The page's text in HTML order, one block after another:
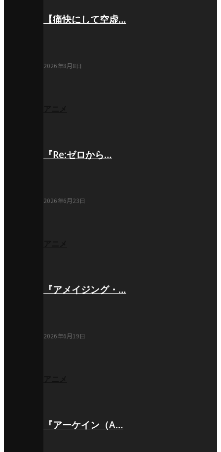
【痛快にして空虚…
2026年8月8日
『Re:ゼロから…
2026年6月23日
『アメイジング・…
2026年6月19日
『アーケイン（A…